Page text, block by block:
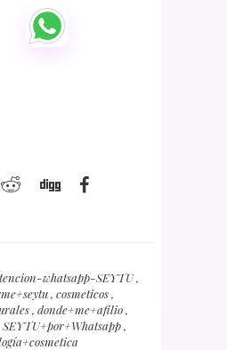
whatsapp-SEYTU,
, cosmeticos,
, donde+me+afilio,
SEYTU+por+Whatsapp,